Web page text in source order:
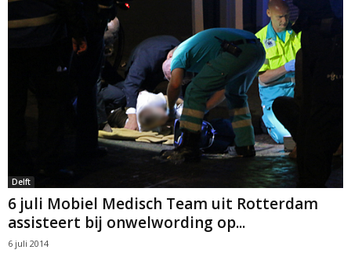
Delft
6 juli Mobiel Medisch Team uit Rotterdam
assisteert bij onwelwording op...
6 juli 2014